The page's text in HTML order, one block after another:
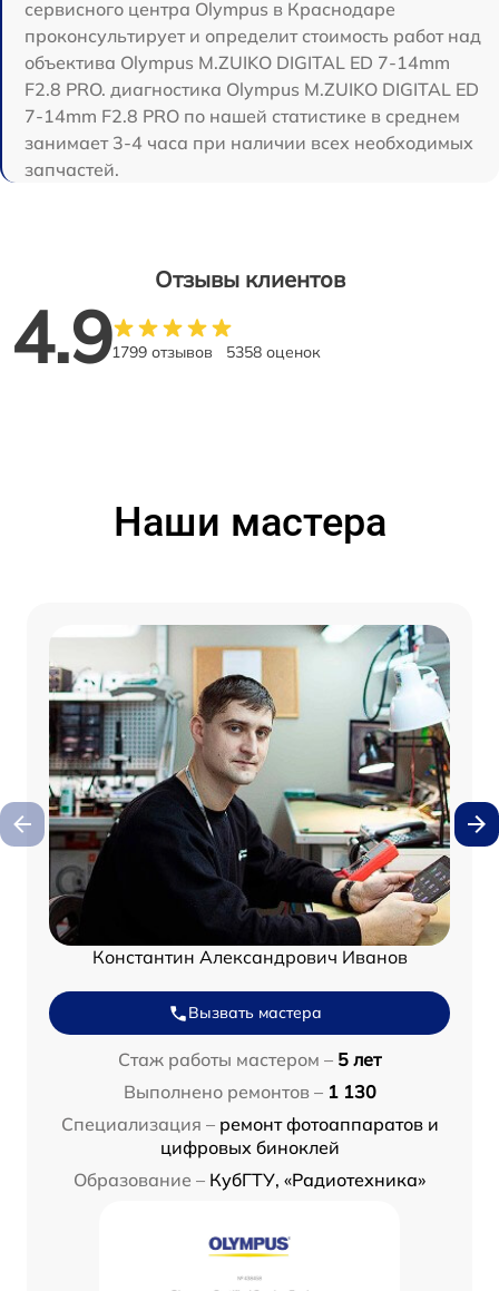
сервисного центра Olympus в Краснодаре
проконсультирует и определит стоимость работ над
объектива Olympus M.ZUIKO DIGITAL ED 7-14mm
F2.8 PRO. диагностика Olympus M.ZUIKO DIGITAL ED
7-14mm F2.8 PRO по нашей статистике в среднем
занимает 3-4 часа при наличии всех необходимых
запчастей.
Отзывы клиентов
4.91799 отзывов 5358 оценок
Наши мастера
Константин Александрович Иванов
Вызвать мастера
Стаж работы мастером – 5 лет
Выполнено ремонтов – 1 130
Специализация – ремонт фотоаппаратов и
цифровых биноклей
Образование – КубГТУ, «Радиотехника»